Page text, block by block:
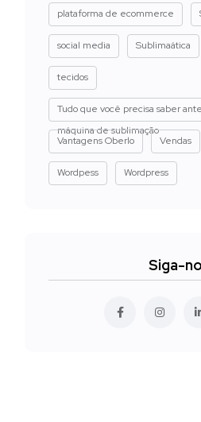
plataforma de ecommerce
social media Sublimaática
tecidos
Tudo que você precisa saber
máquina de sublimação
Vantagens Oberlo
Vendas
Wordpess Wordpress
Siga-